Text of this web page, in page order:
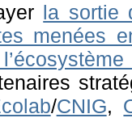
la sortie
menées
/CNIG,